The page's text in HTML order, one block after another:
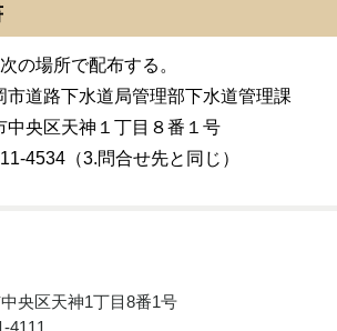
の場所で配布する。
市道路下水道局管理部下水道管理課
中央区天神１丁目８番１号
4534（3.問合せ先と同じ）
央区天神1丁目8番1号